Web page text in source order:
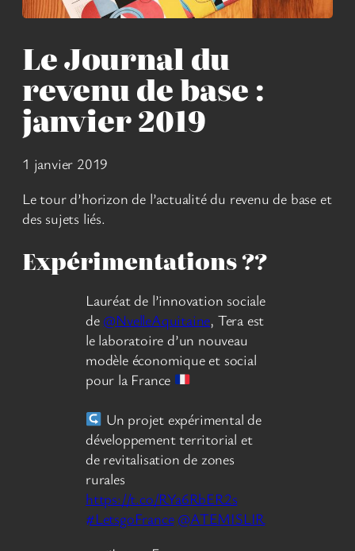
Le Journal du
revenu de base :
janvier 2019
1 janvier 2019
Le tour d’horizon de l’actualité du revenu de base et
des sujets liés.
Expérimentations ?‍?
Lauréat de l’innovation sociale
de @NvelleAquitaine, Tera est
le laboratoire d’un nouveau
modèle économique et social
pour la France
Un projet expérimental de
développement territorial et
de revitalisation de zones
rurales
https://t.co/RYa6RbER2s
#LetsgoFrance @ATEMISLIR